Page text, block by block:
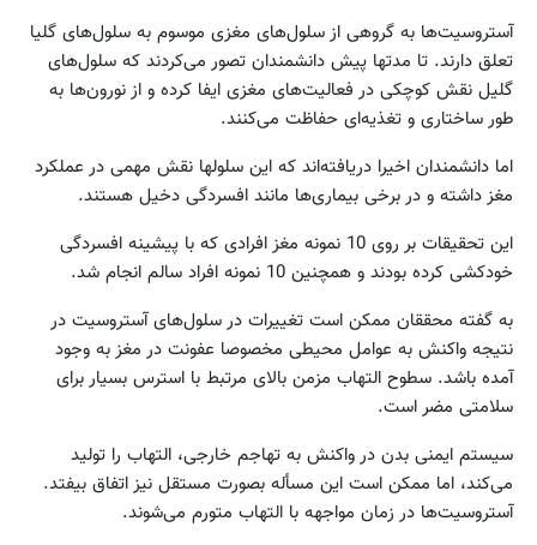
آستروسیت‌ها به گروهی از سلول‌های مغزی موسوم به سلول‌های گلیا
تعلق دارند. تا مدتها پیش دانشمندان تصور می‌کردند که سلول‌های
گلیل نقش کوچکی در فعالیت‌های مغزی ایفا کرده و از نورون‌ها به
طور ساختاری و تغذیه‌ای حفاظت می‌کنند.
اما دانشمندان اخیرا دریافته‌اند که این سلولها نقش مهمی در عملکرد
مغز داشته و در برخی بیماری‌ها مانند افسردگی دخیل هستند.
این تحقیقات بر روی 10 نمونه مغز افرادی که با پیشینه افسردگی
خودکشی کرده بودند و همچنین 10 نمونه افراد سالم انجام شد.
به گفته محققان ممکن است تغییرات در سلول‌های آستروسیت در
نتیجه واکنش به عوامل محیطی مخصوصا عفونت در مغز به وجود
آمده باشد. سطوح التهاب مزمن بالای مرتبط با استرس بسیار برای
سلامتی مضر است.
سیستم ایمنی بدن در واکنش به تهاجم خارجی، التهاب را تولید
می‌کند، اما ممکن است این مسأله بصورت مستقل نیز اتفاق بیفتد.
آستروسیت‌ها در زمان مواجهه با التهاب متورم می‌شوند.